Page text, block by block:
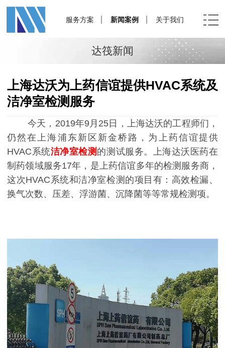
服务方案 新闻案例 关于我们
达筏新闻
上海达沃为上药信谊提供HVAC系统及
洁净室检测服务
今天，2019年9月25日，上海达沃的工程师们，
仍然在上海浦东新区新金桥路，为上药信谊提供
HVAC系统洁净室检测 的测试服务。上海达沃医药在
制药领域服务17年，是上药信谊多年的检测服务商，
这次HVAC系统和洁净室检测的项目有：高效检漏、
换气次数、压差、浮游菌、沉降菌等等常规检测项。